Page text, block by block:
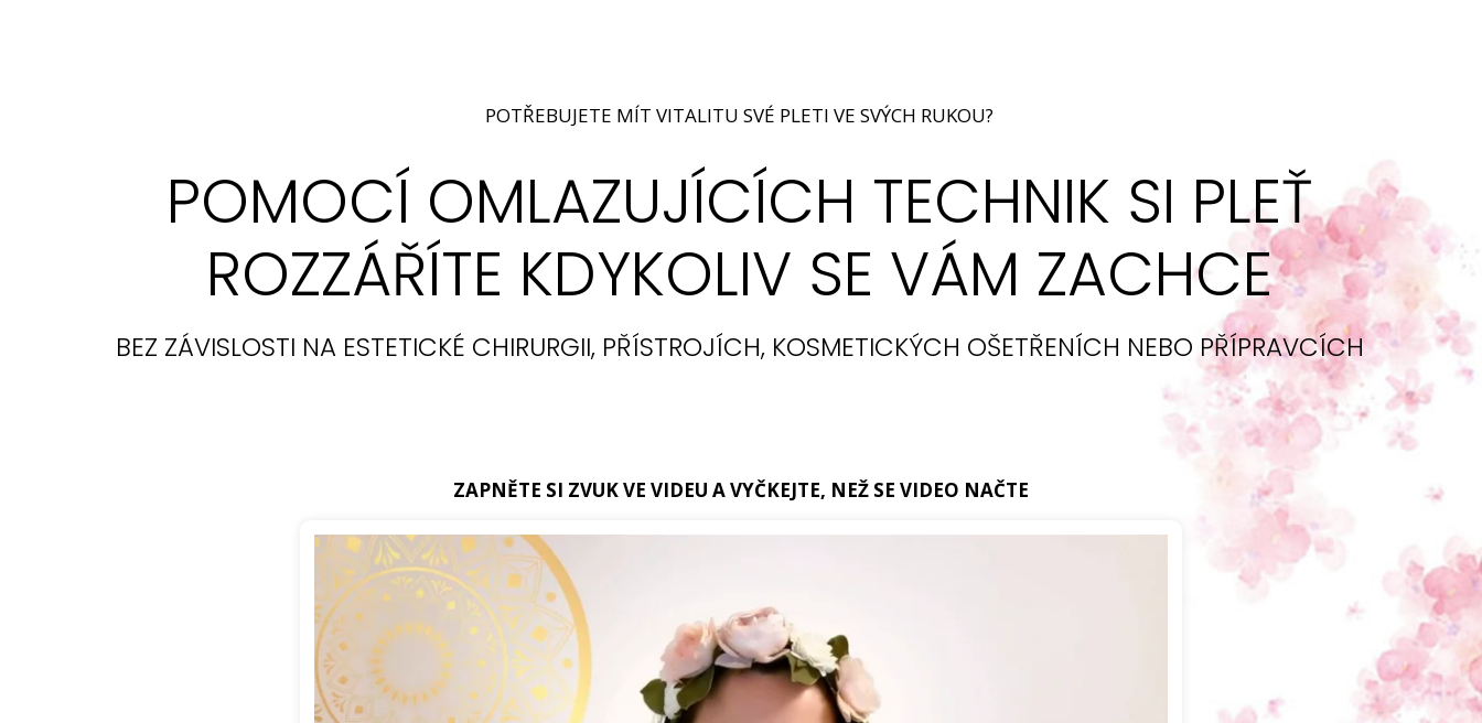
POTŘEBUJETE MÍT VITALITU SVÉ PLETI VE SVÝCH RUKOU?
POMOCÍ OMLAZUJÍCÍCH TECHNIK SI PLEŤ
ROZZÁŘÍTE KDYKOLIV SE VÁM ZACHCE
BEZ ZÁVISLOSTI NA ESTETICKÉ CHIRURGII, PŘÍSTROJÍCH, KOSMETICKÝCH OŠETŘENÍCH NEBO PŘÍPRAVCÍCH
ZAPNĚTE SI ZVUK VE VIDEU A VYČKEJTE, NEŽ SE VIDEO NAČTE